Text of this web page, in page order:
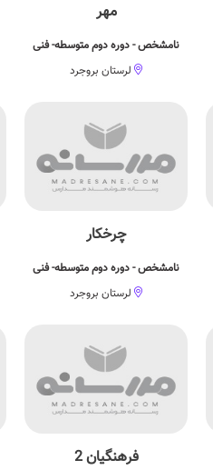
مهر
نامشخص - دوره دوم متوسطه- فنی
لرستان بروجرد
چرخکار
نامشخص - دوره دوم متوسطه- فنی
لرستان بروجرد
فرهنگیان 2